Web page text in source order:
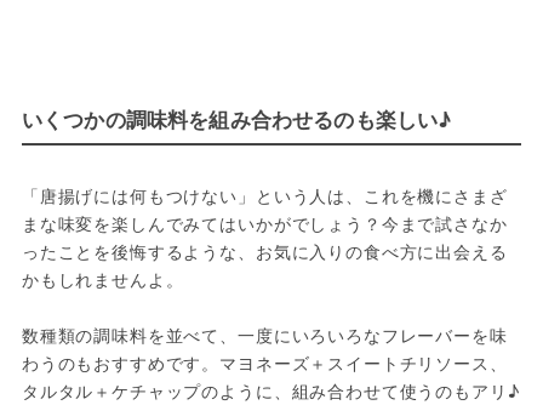
いくつかの調味料を組み合わせるのも楽しい♪
「唐揚げには何もつけない」という人は、これを機にさまざ
まな味変を楽しんでみてはいかがでしょう？今まで試さなか
ったことを後悔するような、お気に入りの食べ方に出会える
かもしれませんよ。
数種類の調味料を並べて、一度にいろいろなフレーバーを味
わうのもおすすめです。マヨネーズ＋スイートチリソース、
タルタル＋ケチャップのように、組み合わせて使うのもアリ♪